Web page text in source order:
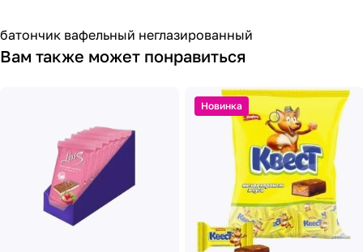
батончик вафельный неглазированный
Вам также может понравиться
Новинка